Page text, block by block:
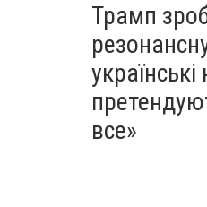
Трамп
все»